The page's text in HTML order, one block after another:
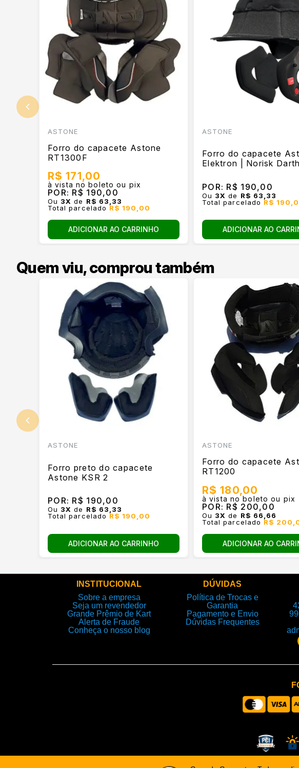
ASTONE
Forro do capacete Astone
RT1300F
R$ 171,00
à vista no boleto ou pix
POR: R$ 190,00
Ou 3X de R$ 63,33
Total parcelado R$ 190,00
ADICIONAR AO CARRINHO
ASTONE
Forro do capacete
Elektron | Norisk Darth
POR: R$ 190,00
Ou 3X de R$ 63,33
Total parcelado R$
ADICIONAR AO
Quem viu, comprou também
ASTONE
Forro preto do capacete
Astone KSR 2
POR: R$ 190,00
Ou 3X de R$ 63,33
Total parcelado R$ 190,00
ADICIONAR AO CARRINHO
ASTONE
Forro do capacete
RT1200
R$ 180,00
à vista no boleto ou pix
POR: R$ 200,00
Ou 3X de R$ 66,66
Total parcelado R$
ADICIONAR AO
INSTITUCIONAL
Sobre a empresa
Seja um revendedor
Grande Prêmio de Kart
Alerta de Fraude
Conheça o nosso blog
DÚVIDAS
Política de Trocas e
Garantia
Pagamento e Envio
Dúvidas Frequentes